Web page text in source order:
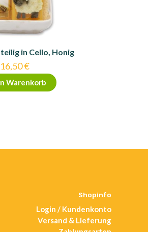
in Cello, Honig
16,50€
Warenkorb
Shopinfo
Login / Kundenkonto
Versand & Lieferung